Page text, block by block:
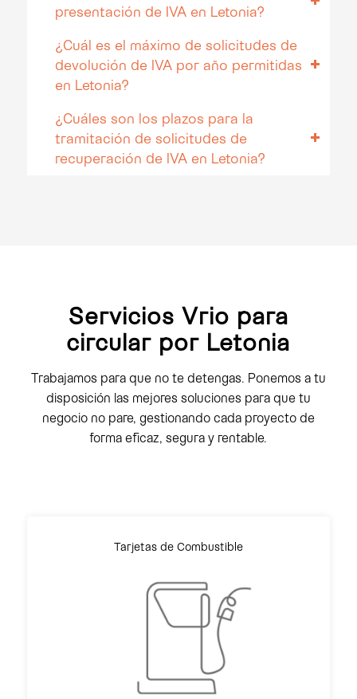
presentación de IVA en Letonia?
¿Cuál es el máximo de solicitudes de
devolución de IVA por año permitidas
en Letonia?
¿Cuáles son los plazos para la
tramitación de solicitudes de
recuperación de IVA en Letonia?
Servicios Vrio para
circular por Letonia
Trabajamos para que no te detengas. Ponemos a tu
disposición las mejores soluciones para que tu
negocio no pare, gestionando cada proyecto de
forma eficaz, segura y rentable.
Tarjetas de Combustible